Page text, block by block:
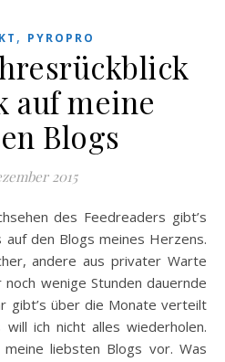
, PYROPRO
auf meine
Blogs
2015
den Blogs meines Herzens.
andere aus privater Warte
wenige Stunden dauernde
gibt’s über die Monate verteilt
ich nicht alles wiederholen.
liebsten Blogs vor. Was